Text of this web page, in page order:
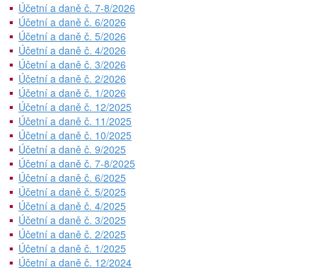
Účetní a daně č. 7-8/2026
Účetní a daně č. 6/2026
Účetní a daně č. 5/2026
Účetní a daně č. 4/2026
Účetní a daně č. 3/2026
Účetní a daně č. 2/2026
Účetní a daně č. 1/2026
Účetní a daně č. 12/2025
Účetní a daně č. 11/2025
Účetní a daně č. 10/2025
Účetní a daně č. 9/2025
Účetní a daně č. 7-8/2025
Účetní a daně č. 6/2025
Účetní a daně č. 5/2025
Účetní a daně č. 4/2025
Účetní a daně č. 3/2025
Účetní a daně č. 2/2025
Účetní a daně č. 1/2025
Účetní a daně č. 12/2024